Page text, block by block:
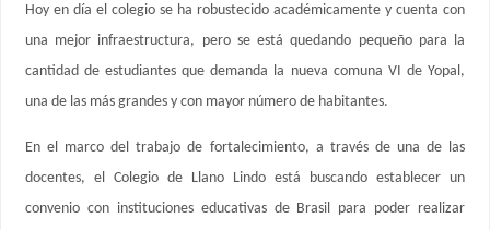
Hoy en día el colegio se ha robustecido académicamente y cuenta con
una mejor infraestructura, pero se está quedando pequeño para la
cantidad de estudiantes que demanda la nueva comuna VI de Yopal,
una de las más grandes y con mayor número de habitantes.
En el marco del trabajo de fortalecimiento, a través de una de las
docentes, el Colegio de Llano Lindo está buscando establecer un
convenio con instituciones educativas de Brasil para poder realizar